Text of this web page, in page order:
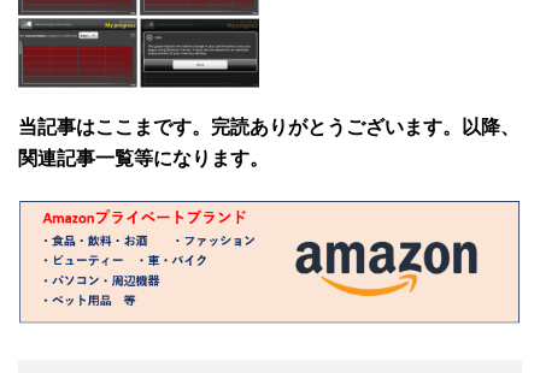
当記事はここまです。完読ありがとうございます。以降、
関連記事一覧等になります。